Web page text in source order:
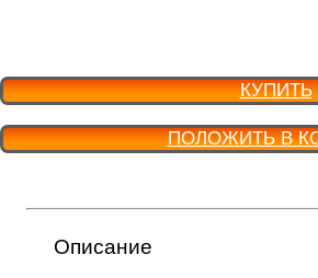
КУПИТЬ
ПОЛОЖИТЬ В
Описание